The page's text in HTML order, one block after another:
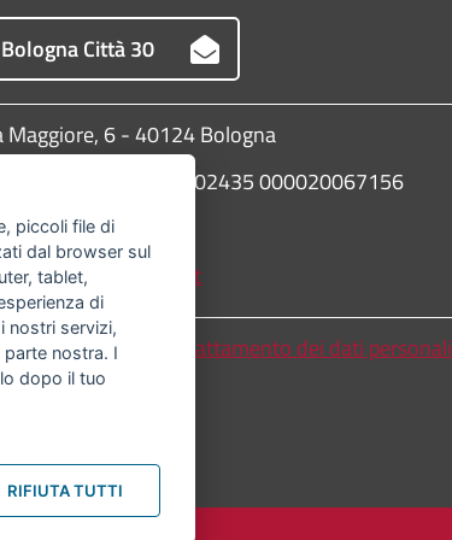
Città 30
Maggiore, 6 - 40124 Bologna
IBAN: IT 88 R 02008 02435 000020067156
Informativa sul trattamento dei dati personali
diritti riservati.
piccoli file di
dal browser sul
tablet,
di
nostri servizi,
nostra. I
dopo il tuo
RIFIUTA TUTTI